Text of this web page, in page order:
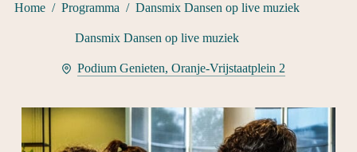
Home / Programma / Dansmix Dansen op live muziek
Dansmix Dansen op live muziek
Podium Genieten, Oranje-Vrijstaatplein 2